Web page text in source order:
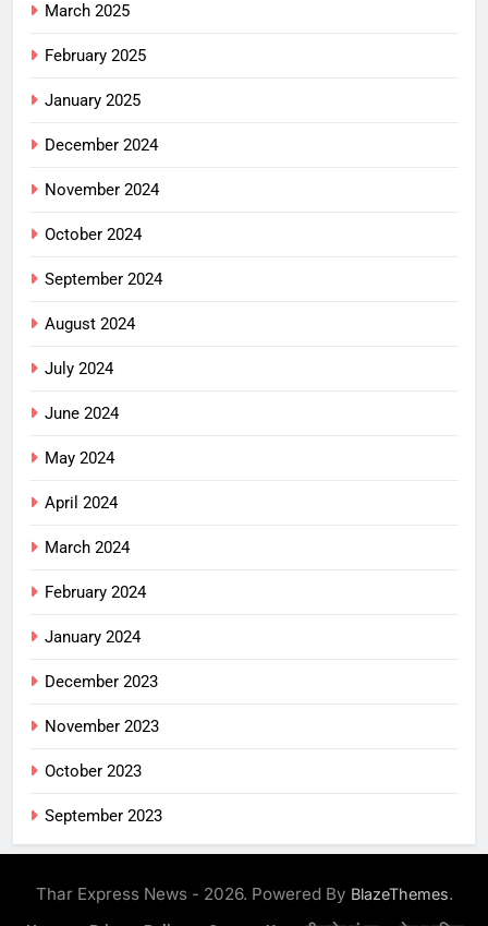
March 2025
February 2025
January 2025
December 2024
November 2024
October 2024
September 2024
August 2024
July 2024
June 2024
May 2024
April 2024
March 2024
February 2024
January 2024
December 2023
November 2023
October 2023
September 2023
Thar Express News - 2026. Powered By BlazeThemes.